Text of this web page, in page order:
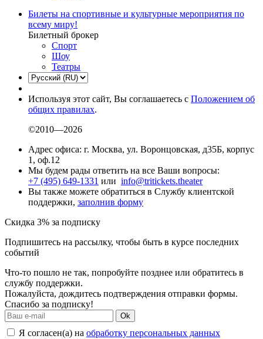
Билеты на спортивные и культурные мероприятия по
всему миру!
Билетный брокер
Спорт
Шоу
Театры
Используя этот сайт, Вы соглашаетесь с Положением об
общих правилах.
©2010—2026
Адрес офиса: г. Москва, ул. Воронцовская, д35Б, корпус
1, оф.12
Мы будем рады ответить на все Ваши вопросы:
+7 (495) 649-1331 или info@tritickets.theater
Вы также можете обратиться в Службу клиентской
поддержки, заполнив форму
Скидка 3% за подписку
Подпишитесь на рассылку, чтобы быть в курсе последних
событий
Что-то пошло не так, попробуйте позднее или обратитесь в
службу поддержки.
Пожалуйста, дождитесь подтверждения отправки формы.
Спасибо за подписку!
Ok
Я согласен(а) на обработку персональных данных